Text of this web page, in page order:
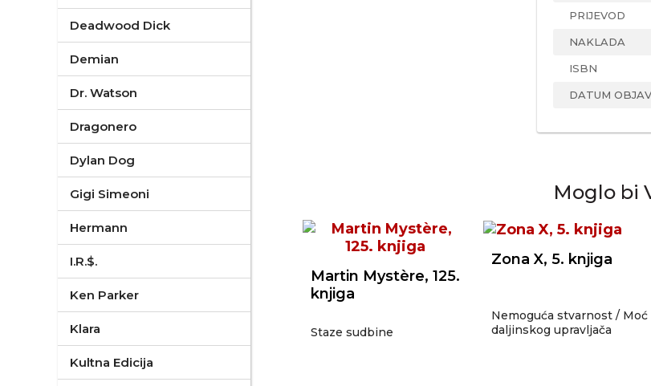
Deadwood Dick
Demian
Dr. Watson
Dragonero
Dylan Dog
Gigi Simeoni
Hermann
I.R.$.
Ken Parker
Klara
Kultna Edicija
PRIJEVOD
NAKLADA
ISBN
DATUM
Moglo bi
Martin Mystère, 125.
knjiga
Staze sudbine
Zona X, 5. knjiga
Nemoguća stvarnost / Moć
daljinskog upravljača